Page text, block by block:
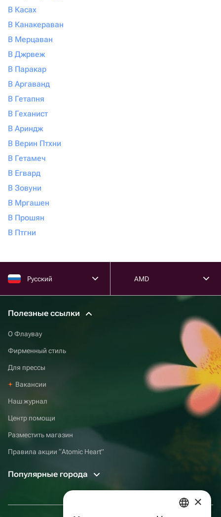
В Касах
В Канакераван
В Мерцаван
В Джрвеж
В Паракар
В Аргаванд
В Гетапня
В Геханист
В Ариндж
В Верин Птхни
В Гетамеч
В Егвард
В Зовуни
В Мргашен
В Прошян
В Птгни
Русский AMD
Полезные ссылки
О Флаувау
Фирменный стиль
Для прессы
Вакансии
Наш журнал
Центр помощи
Разместить магазин
Правила акции “Atomic Heart”
Популярные города
×